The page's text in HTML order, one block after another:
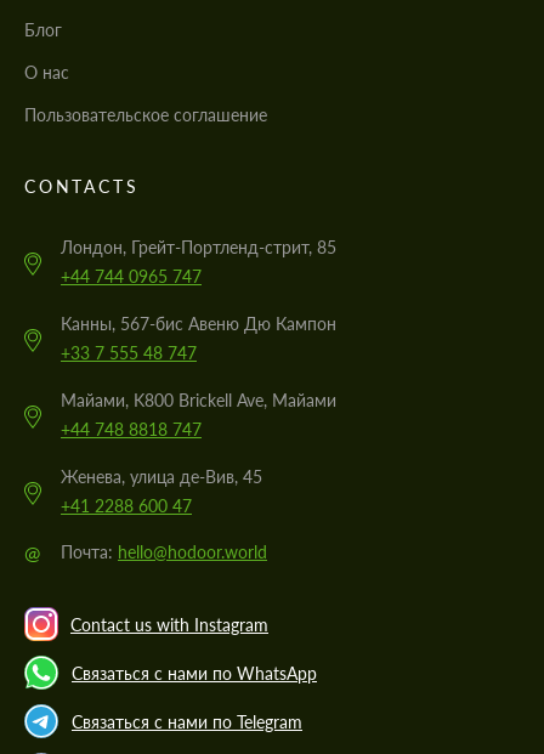
Блог
О нас
Пользовательское соглашение
CONTACTS
Лондон, Грейт-Портленд-стрит, 85
+44 744 0965 747
Канны, 567-бис Авеню Дю Кампон
+33 7 555 48 747
Майами, K800 Brickell Ave, Майами
+44 748 8818 747
Женева, улица де-Вив, 45
+41 2288 600 47
@ Почта: hello@hodoor.world
Contact us with Instagram
Связаться с нами по WhatsApp
Связаться с нами по Telegram